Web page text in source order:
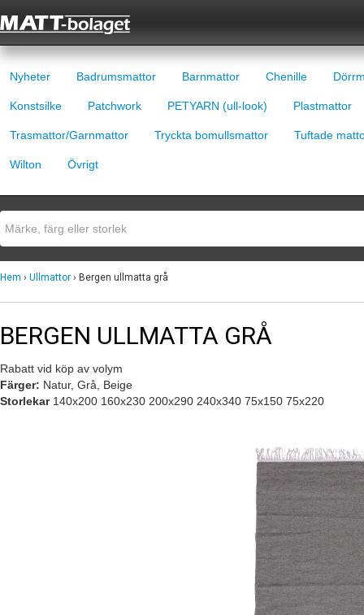
Nyheter Badrumsmattor Barnmattor Chenille
Konstsilke Patchwork PETYARN (ull-look) Plastmattor
Trasmattor/Garnmattor Tryckta bomullsmattor Tuftade
Wilton Övrigt
Hem › Ullmattor › Bergen ullmatta grå
BERGEN ULLMATTA GRÅ
Rabatt vid köp av volym
Färger: Natur, Grå, Beige
Storlekar140x200 160x230 200x290 240x340 75x150 75x220